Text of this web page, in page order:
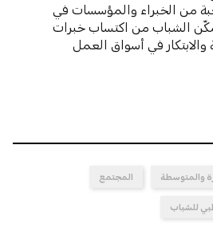
من الخبراء والمؤسسات في
الشباب من اكتساب خبرات
في أسواق العمل
والمتوسطة المجتمع
للشباب